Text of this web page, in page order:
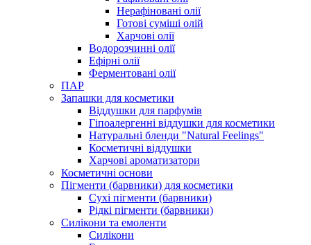
Нерафіновані олії
Готові суміші олій
Харчові олії
Водорозчинні олії
Ефірні олії
Ферментовані олії
ПАР
Запашки для косметики
Віддушки для парфумів
Гіпоалергенні віддушки для косметики
Натуральні бленди "Natural Feelings"
Косметичні віддушки
Харчові ароматизатори
Косметичні основи
Пігменти (барвники) для косметики
Сухі пігменти (барвники)
Рідкі пігменти (барвники)
Силікони та емоленти
Силікони